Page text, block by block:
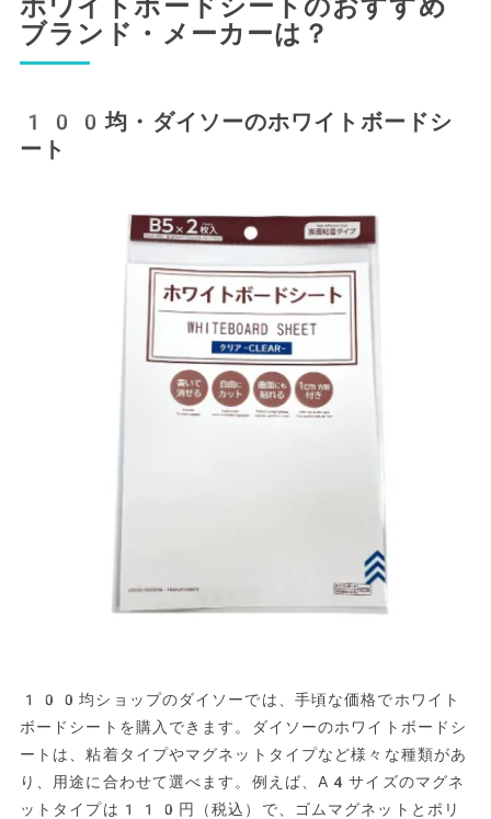
ブランド・メーカーは？
100均・ダイソーのホワイトボードシ
ート
100均ショップのダイソーでは、手頃な価格でホワイト
ボードシートを購入できます。ダイソーのホワイトボードシ
ートは、粘着タイプやマグネットタイプなど様々な種類があ
り、用途に合わせて選べます。例えば、A4サイズのマグネ
ットタイプは110円（税込）で、ゴムマグネットとポリ